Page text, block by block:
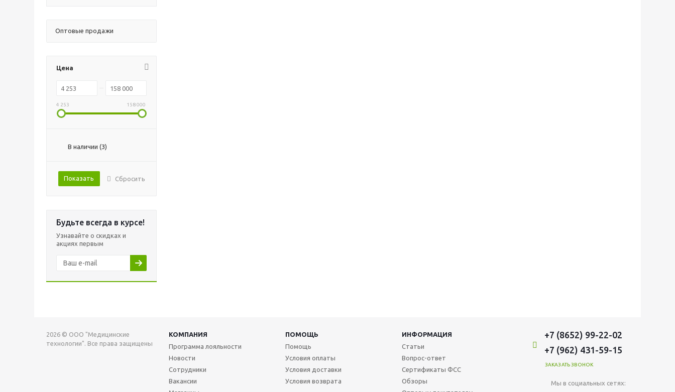
Оптовые продажи
Цена
4 253 158 000
В наличии (3)
Показать Сбросить
Будьте всегда в курсе!
Узнавайте о скидках и
акциях первым
2026 © ООО "Медицинские
технологии". Все права защищены
КОМПАНИЯ ПОМОЩЬ
ИНФОРМАЦИЯ
Программа лояльности
Новости
Сотрудники
Вакансии
Помощь
Условия оплаты
Условия доставки
Условия возврата
Статьи
Вопрос-ответ
Сертификаты ФСС
Обзоры
+7 (8652) 99-22-02
+7 (962) 431-59-15
ЗАКАЗАТЬ ЗВОНОК
Мы в социальных сетях: